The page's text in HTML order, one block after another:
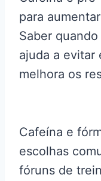
para
Saber
ajuda a evitar
melhora os
Cafeína e
escolhas
fóruns de